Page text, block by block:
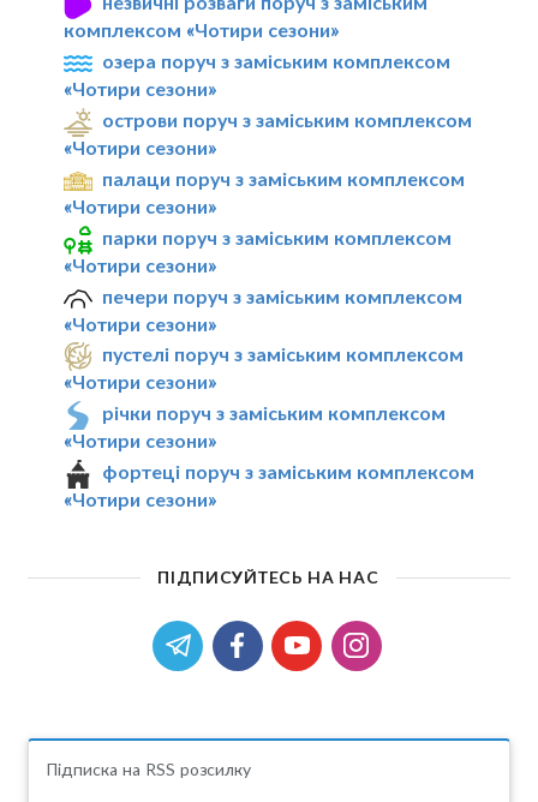
комплексом «Чотири сезони»
озера поруч з заміським комплексом
«Чотири сезони»
острови поруч з заміським комплексом
«Чотири сезони»
палаци поруч з заміським комплексом
«Чотири сезони»
парки поруч з заміським комплексом
«Чотири сезони»
печери поруч з заміським комплексом
«Чотири сезони»
пустелі поруч з заміським комплексом
«Чотири сезони»
річки поруч з заміським комплексом
«Чотири сезони»
фортеці поруч з заміським комплексом
«Чотири сезони»
ПІДПИСУЙТЕСЬ НА НАС
Підписка на RSS розсилку